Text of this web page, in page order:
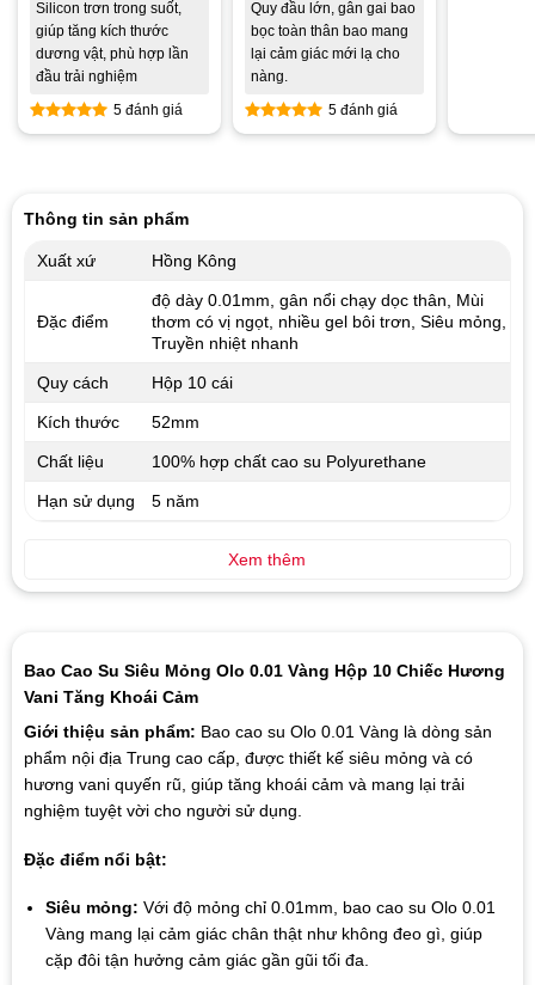
Được xếp
Silicon trơn trong suốt,
giúp tăng kích thước
dương vật, phù hợp lần
đầu trải nghiệm
5 đánh giá
Được xếp
Quy đầu lớn, gân gai bao
bọc toàn thân bao mang
lại cảm giác mới lạ cho
nàng.
5 đánh giá
Bao Cao Su Siêu Mỏng Olo 0.01 Vàng Hộp 10 Chiếc Hương
Vani Tăng Khoái Cảm
Giới thiệu sản phẩm: Bao cao su Olo 0.01 Vàng là dòng sản
phẩm nội địa Trung cao cấp, được thiết kế siêu mỏng và có
hương vani quyến rũ, giúp tăng khoái cảm và mang lại trải
nghiệm tuyệt vời cho người sử dụng.
Đặc điểm nổi bật:
Siêu mỏng: Với độ mỏng chỉ 0.01mm, bao cao su Olo 0.01
Vàng mang lại cảm giác chân thật như không đeo gì, giúp
cặp đôi tận hưởng cảm giác gần gũi tối đa.
Thông tin sản phẩm
Xuất xứ Hồng Kông
Đặc điểm
độ dày 0.01mm, gân nổi chạy dọc thân, Mùi
thơm có vị ngọt, nhiều gel bôi trơn, Siêu mỏng,
Truyền nhiệt nhanh
Quy cách Hộp 10 cái
Kích thước 52mm
Chất liệu 100% hợp chất cao su Polyurethane
Hạn sử dụng 5 năm
Xem thêm